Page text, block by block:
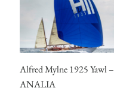
Alfred Mylne 1925 Yawl –
ANALIA